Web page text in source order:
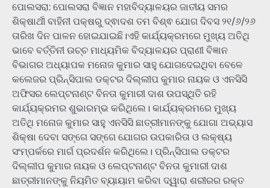
ପୋଲସରା: ପୋଲସରା ବିଜ୍ଞାନ ମହାବିଦ୍ୟାଳୟର ଜାତୀୟ ସମର
ଶିକ୍ଷାର୍ଥୀ ବାହିନୀ ପକ୍ଷରୁ ଦ୍ଵାଦଶ ତମ ବିଶ୍ଵ ଯୋଗ ଦିବସ ୨୧/୬/୨୬
ତାରିଖ ଦିନ ପାଳନ ହୋଇଯାଇଛି।ଏହି କାର୍ଯ୍ୟକ୍ରମରେ ମୁଖ୍ୟ ଅତିଥି
ଭାବେ ବର୍ତ୍ତିନୀ ଉଚ୍ଚ ମାଧ୍ୟମିକ ବିଦ୍ୟାଳୟର ପ୍ରାଣୀ ବିଜ୍ଞାନ
ବିଭାଗର ଅଧ୍ୟାପକ ମନୋଜ କୁମାର ସାହୁ ଯୋଗଦେଇଥିବା ବେଳେ
କଲେଜର ପ୍ରିନ୍ସିପାଲ ଡକ୍ଟର ଦିଲ୍ଲୀପ କୁମାର ନାୟକ ଓ ଏନସିସି
ଅଫିସର ଲେପ୍ଟନାଣ୍ଟ ବିନତା କୁମାରୀ ଦାଶ ଉପସ୍ଥିତି ରହି
କାର୍ଯ୍ୟକ୍ରମର ଶୁଭାରମ୍ଭ କରିଥିଲେ। କାର୍ଯ୍ୟକ୍ରମରେ ମୁଖ୍ୟ
ଅତିଥି ମନୋଜ କୁମାର ସାହୁ ଏନସିସି ଛାତ୍ରୀମାନଙ୍କୁ ଯୋଗା ଅଭ୍ୟାସ
ଶିକ୍ଷା ଦେବା ସଙ୍ଗେ ସଙ୍ଗେ ଯୋଗର ଉପକାରିତା ଓ ଲକ୍ଷ୍ୟ
ସଂମ୍ପର୍କରେ ମାର୍ଗ ପ୍ରଦର୍ଶନ କରିଥିଲେ। ପ୍ରିନ୍ସିପାଲ ଡକ୍ଟର
ଦିଲ୍ଲୀପ କୁମାର ନାୟକ ଓ ଲେପ୍ଟନାଣ୍ଟ ବିନତା କୁମାରୀ ଦାଶ
ଛାତ୍ରୀମାନଙ୍କୁ ନିୟମିତ ବ୍ୟାୟାମ କରିବା ଦ୍ୱାରା ଶରୀରର ରକ୍ତ